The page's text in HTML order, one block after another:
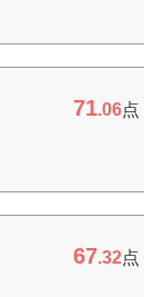
71.06点
67.32点